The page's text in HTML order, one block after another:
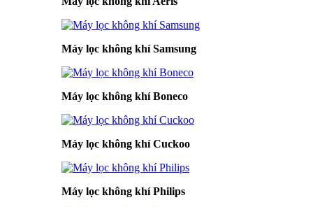
Máy lọc không khí Samsung
Máy lọc không khí Boneco
Máy lọc không khí Cuckoo
Máy lọc không khí Philips